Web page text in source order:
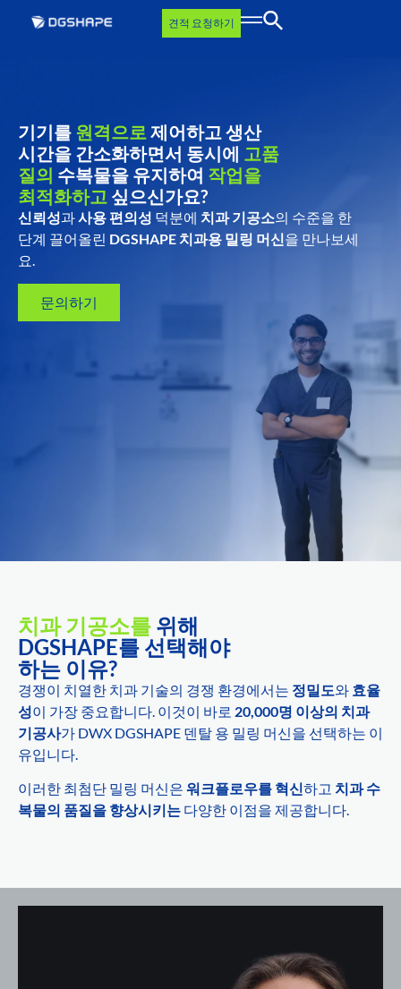
견적 요청하기
기기를 원격으로 제어하고 생산
시간을 간소화하면서 동시에 고품
질의 수복물을 유지하여 작업을
최적화하고 싶으신가요?
신뢰성과사용 편의성 덕분에 치과 기공소의 수준을 한
단계 끌어올린 DGSHAPE 치과용 밀링 머신을 만나보세
요.
문의하기
치과 기공소를 위해
DGSHAPE를 선택해야
하는 이유?
경쟁이 치열한 치과 기술의 경쟁 환경에서는 정밀도와 효율
성이 가장 중요합니다. 이것이 바로 20,000명 이상의 치과
기공사가 DWX DGSHAPE 덴탈 용 밀링 머신을 선택하는 이
유입니다.
이러한 최첨단 밀링 머신은 워크플로우를 혁신하고 치과 수
복물의 품질을 향상시키는 다양한 이점을 제공합니다.